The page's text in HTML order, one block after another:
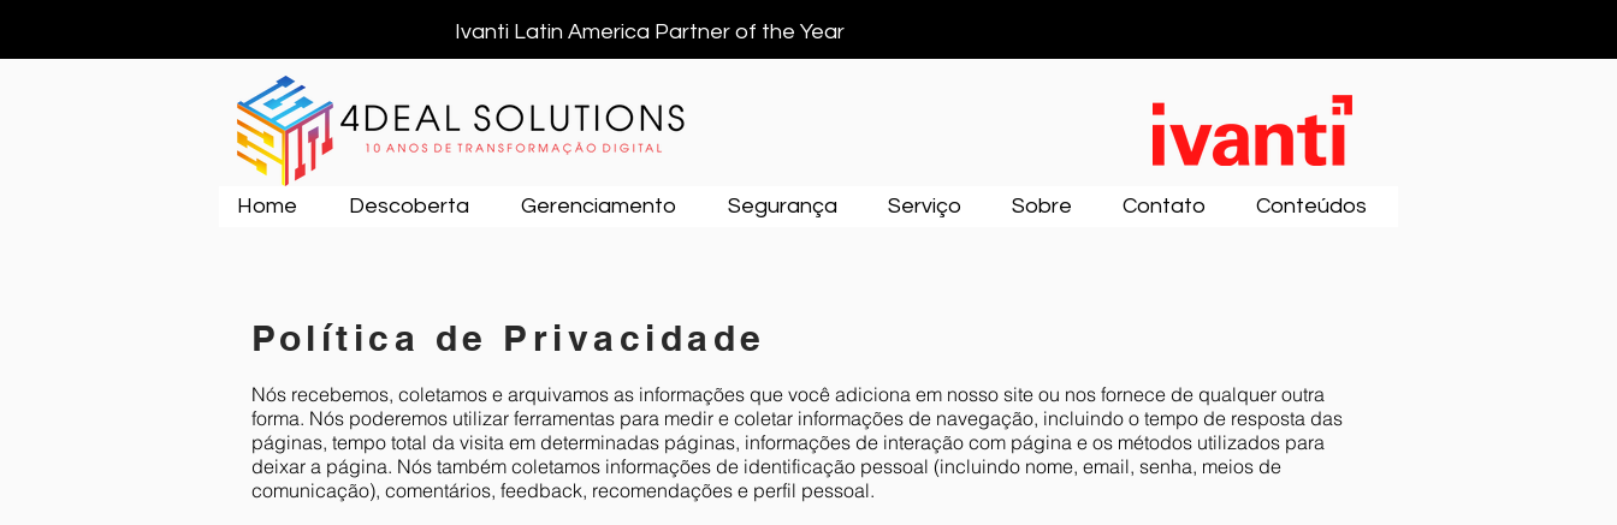
Ivanti Latin America Partner of the Year
Home Descoberta Gerenciamento Segurança Serviço Sobre Contato Conteúdos
Política de Privacidade
Nós recebemos, coletamos e arquivamos as informações que você adiciona em nosso site ou nos fornece de qualquer outra
forma. Nós poderemos utilizar ferramentas para medir e coletar informações de navegação, incluindo o tempo de resposta das
páginas, tempo total da visita em determinadas páginas, informações de interação com página e os métodos utilizados para
deixar a página. Nós também coletamos informações de identificação pessoal (incluindo nome, email, senha, meios de
comunicação), comentários, feedback, recomendações e perfil pessoal.